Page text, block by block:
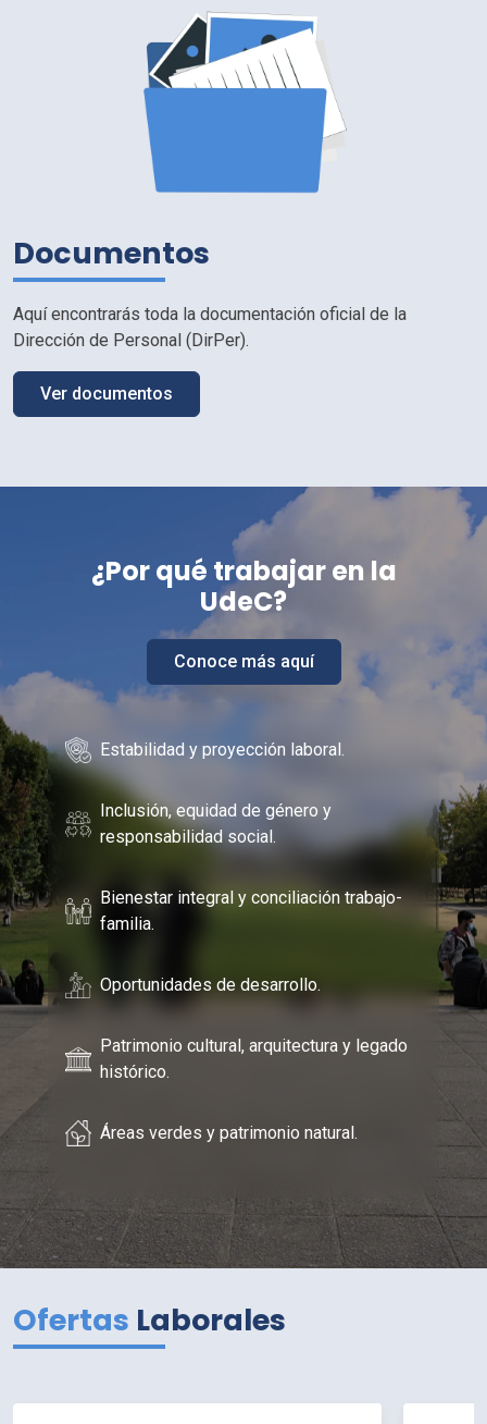
Documentos
Aquí encontrarás toda la documentación oficial de la
Dirección de Personal ( DirPer).
Ver documentos
¿Porqué trabajar en la
UdeC?
Conoce más aquí
Estabilidad y proyección laboral.
Inclusión, equidad de género y
responsabilidad social.
Bienestar integral y conciliación trabajo-
familia.
Oportunidades de desarrollo.
Patrimonio cultural, arquitectura y legado
histórico.
Áreas verdes y patrimonio natural.
Ofertas Laborales